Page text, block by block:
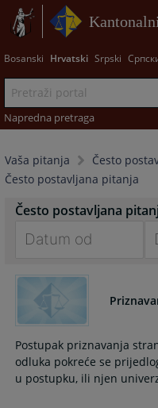
Bosanski Hrvatski Srpski
Napredna pretraga
Vaša pitanja
Često
Često postavljana pitanja
Često postavljana
forward
interact
the
calendar
and
to
Postupak priznavanja
odluka pokreće se
u postupku, ili njen